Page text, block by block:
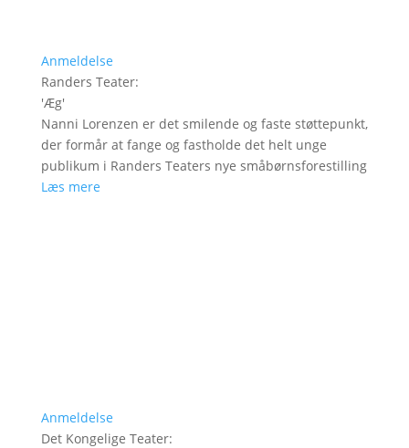
Anmeldelse
Randers Teater:
'Æg'
Nanni Lorenzen er det smilende og faste støttepunkt,
der formår at fange og fastholde det helt unge
publikum i Randers Teaters nye småbørnsforestilling
Læs mere
Anmeldelse
Det Kongelige Teater: